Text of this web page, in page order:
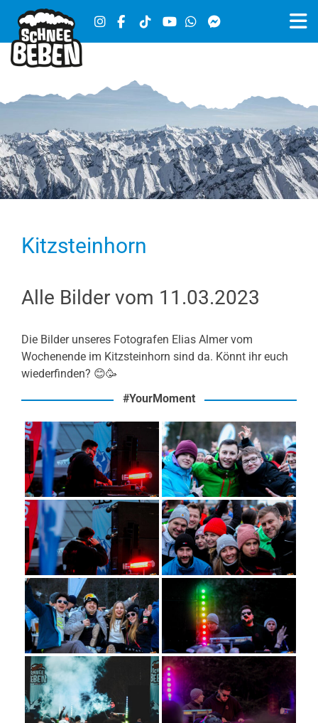
Kitzsteinhorn
Alle Bilder vom 11.03.2023
Die Bilder unseres Fotografen Elias Almer vom
Wochenende im Kitzsteinhorn sind da. Könnt ihr euch
wiederfinden? 😊🥳
#YourMoment